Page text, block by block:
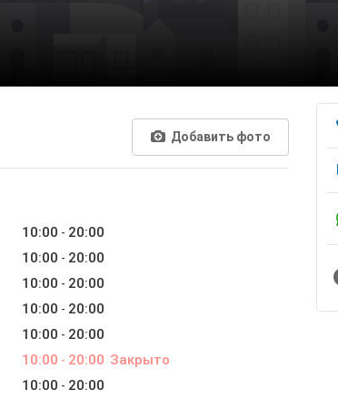
Добавить фото
10:00 - 20:00
10:00 - 20:00
10:00 - 20:00
10:00 - 20:00
10:00 - 20:00
10:00 - 20:00 Закрыто
10:00 - 20:00